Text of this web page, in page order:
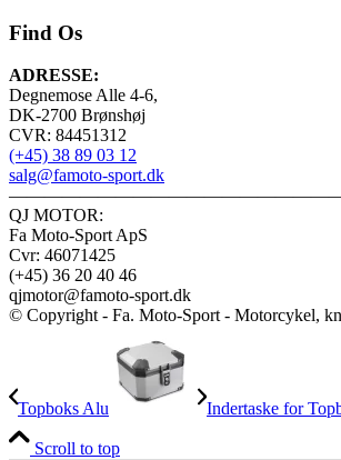
Find Os
ADRESSE:
Degnemose Alle 4-6,
DK-2700 Brønshøj
CVR: 84451312
(+45) 38 89 03 12
salg@famoto-sport.dk
QJ MOTOR:
Fa Moto-Sport ApS
Cvr: 46071425
(+45) 36 20 40 46
qjmotor@famoto-sport.dk
© Copyright - Fa. Moto-Sport - Motorcykel,
Topboks Alu Indertaske for
Scroll to top